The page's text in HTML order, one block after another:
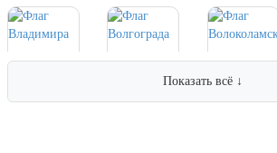
5 декабря, День начала
контрнаступления советских войск
9 декабря, Международный день
9 декабря, День Героев Отечества
Показать всё ↓